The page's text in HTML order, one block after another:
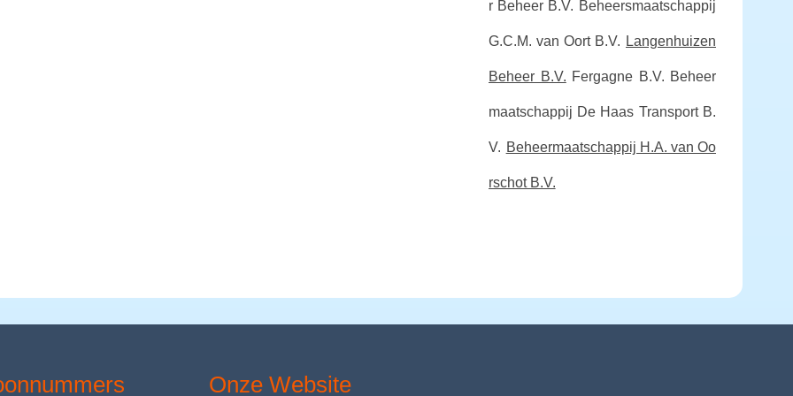
r Beheer B.V. Beheersmaatschappij
G.C.M. van Oort B.V. Langenhuizen
Beheer B.V. Fergagne B.V. Beheer
maatschappij De Haas Transport B.
V. Beheermaatschappij H.A. van Oo
rschot B.V.
Onze Website